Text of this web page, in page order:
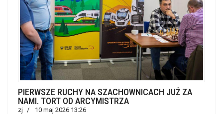
PIERWSZE RUCHY NA SZACHOWNICACH JUŻ ZA
NAMI. TORT OD ARCYMISTRZA
zj 10 maj 2026 13:26